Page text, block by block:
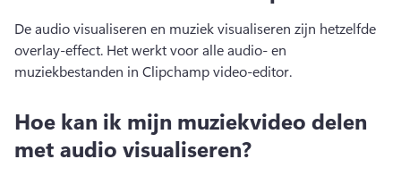
De audio visualiseren en muziek visualiseren zijn hetzelfde
overlay-effect. Het werkt voor alle audio- en
muziekbestanden in Clipchamp video-editor.
Hoe kan ik mijn muziekvideo delen
met audio visualiseren?